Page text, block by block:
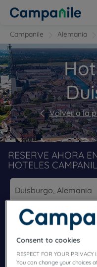
Campanile Alemania
Volver a la
RESERVE AHORA
HOTELES
Navigate forward to
Consent to cookies
RESPECT FOR YOUR PRIVACY
You can change your choices